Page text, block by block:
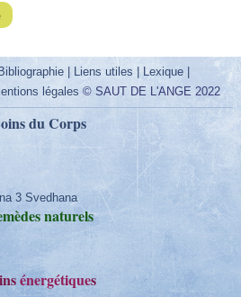
Bibliographie Liens utiles Lexique
légales © SAUT DE L'ANGE 2022
du Corps
3 Svedhana
naturels
énergétiques